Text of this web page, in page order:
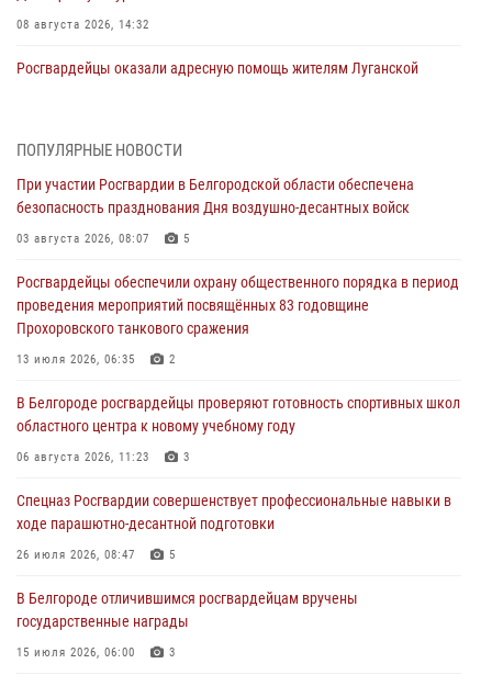
08 августа 2026, 14:32
Росгвардейцы оказали адресную помощь жителям Луганской
организационно-штатных подразделений Росгвардии с
профессиональным праздником
07 августа 2026, 16:32
В Белгородской области продолжаются межведомственные
проверки объектов образования с участием Росгвардии к новому
учебному году
07 августа 2026, 16:08
Руководитель управления вневедомственной охраны Росгвардии
по Белгородской области принял участие во Всероссийском
совещании-семинаре в Нижнем Новгороде (видео)
В Алексеевском округе росгвардейцы пресекли условное
проникновение в детский лагерь «Солнышко»
ПОПУЛЯРНЫЕ НОВОСТИ
При участии Росгвардии в Белгородской области обеспечена
безопасность празднования Дня воздушно-десантных войск
03 августа 2026, 08:07 5
Росгвардейцы обеспечили охрану общественного порядка в период
проведения мероприятий посвящённых 83 годовщине
Прохоровского танкового сражения
13 июля 2026, 06:35 2
В Белгороде росгвардейцы проверяют готовность спортивных школ
областного центра к новому учебному году
06 августа 2026, 11:23 3
Спецназ Росгвардии совершенствует профессиональные навыки в
ходе парашютно-десантной подготовки
26 июля 2026, 08:47 5
В Белгороде отличившимся росгвардейцам вручены
государственные награды
15 июля 2026, 06:00 3